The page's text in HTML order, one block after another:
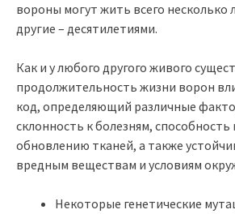
вороны могут жить всего несколько
другие – десятилетиями.
Как и у любого другого живого
продолжительность жизни ворон
код, определяющий различные
склонность к болезням, способность
обновлению тканей, a также
вредным веществам и условиям
Некоторые генетические